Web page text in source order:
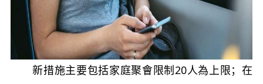
新措施主要包括家庭聚會限制20人為上限；在